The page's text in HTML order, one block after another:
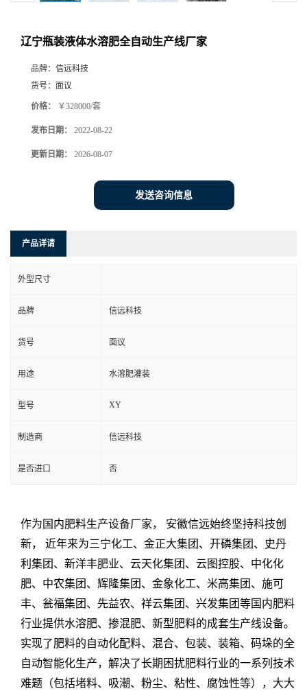
辽宁瓶装液体水溶肥全自动生产线厂家
品牌： 信远科技
货号： 面议
价格： ￥328000/套
发布日期： 2022-08-22
更新日期： 2026-08-07
发送咨询信息
产品详请
外型尺寸
品牌 信远科技
货号 面议
用途 水溶肥灌装
型号 XY
制造商 信远科技
是否进口 否
作为国内肥料生产设备厂家， 安徽信远始终坚持科技创
新， 近年来为三宁化工、金正大集团、开磷集团、史丹
利集团、新洋丰肥业、云天化集团、云图控股、中化化
肥、中农集团、辉隆集团、金象化工、米高集团、施可
丰、瓮福集团、先益农、祥云集团、兴发集团等国内肥料
行业提供水溶肥、掺混肥、新型肥料的成套生产线设备。
实现了肥料的自动化配料、混合、包装、装箱、码垛的全
自动智能化生产，解决了长期困扰肥料行业的一系列技术
难题（包括堵料、吸潮、粉尘、粘性、腐蚀性等），大大